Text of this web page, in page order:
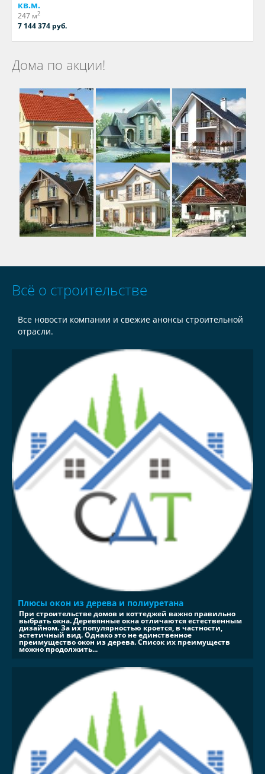
кв.м.
247 м2
7 144 374 руб.
Дома по акции!
Всё о строительстве
Все новости компании и свежие анонсы строительной
отрасли.
Плюсы окон из дерева и полиуретана
При строительстве домов и коттеджей важно правильно
выбрать окна. Деревянные окна отличаются естественным
дизайном. За их популярностью кроется, в частности,
эстетичный вид. Однако это не единственное
преимущество окон из дерева. Список их преимуществ
можно продолжить...